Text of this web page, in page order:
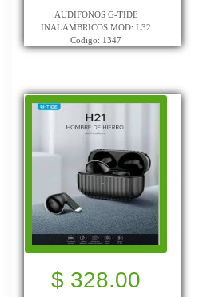
AUDIFONOS G-TIDE
INALAMBRICOS MOD: L32
Codigo: 1347
$ 328.00